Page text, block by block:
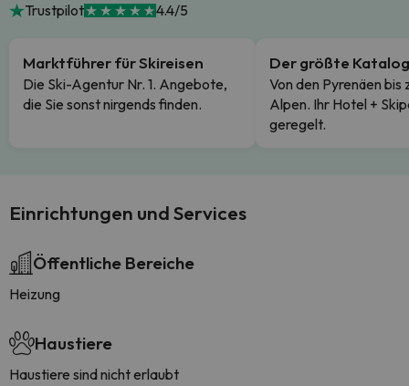
Trustpilot 4.4/5
Marktführer für Skireisen
Die Ski-Agentur Nr. 1. Angebote,
die Sie sonst nirgends finden.
Der größte Katalog
Von den Pyrenäen bis
Alpen. Ihr Hotel +
geregelt.
Einrichtungen und Services
Öffentliche Bereiche
Heizung
Haustiere
Haustiere sind nicht erlaubt